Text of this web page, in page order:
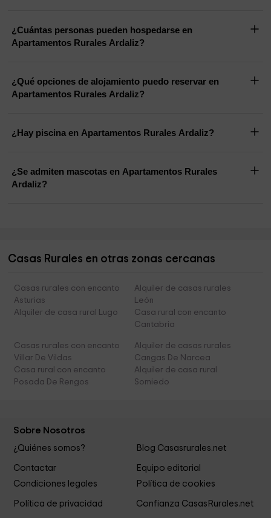
¿Cuántas personas pueden hospedarse en
Apartamentos Rurales Ardaliz?
¿Qué opciones de alojamiento puedo reservar en
Apartamentos Rurales Ardaliz?
¿Hay piscina en Apartamentos Rurales Ardaliz?
¿Se admiten mascotas en Apartamentos Rurales
Ardaliz?
Casas Rurales en otras zonas cercanas
Casas rurales con encanto
Asturias
Alquiler de casas rurales
León
Alquiler de casa rural Lugo
Casa rural con encanto
Cantabria
Casas rurales con encanto
Villar De Vildas
Alquiler de casas rurales
Cangas De Narcea
Casa rural con encanto
Posada De Rengos
Alquiler de casa rural
Somiedo
Sobre Nosotros
¿Quiénes somos? Blog Casasrurales.net
Contactar
Equipo editorial
Condiciones legales
Política de cookies
Política de privacidad Confianza CasasRurales.net